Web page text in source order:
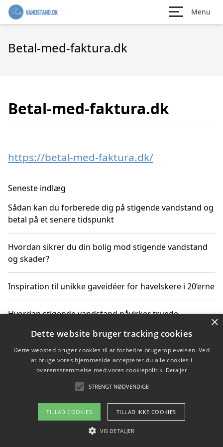
Menu
Betal-med-faktura.dk
Betal-med-faktura.dk
https://betal-med-faktura.dk/
Seneste indlæg
Sådan kan du forberede dig på stigende vandstand og
betal på et senere tidspunkt
Hvordan sikrer du din bolig mod stigende vandstand
og skader?
Inspiration til unikke gaveidéer for havelskere i 20’erne
Hvordan stigende vandstand påvirker truede
Sådan vælger du de bedste vandrerygsække til
vandreture i Danmark
Copyright 2026 - Pilanto Aps
Om / kontakt
×
Dette website bruger tracking cookies
Dette websted bruger cookies til at forbedre brugeroplevelsen. Ved
at bruge vores hjemmeside accepterer du alle cookies i
overensstemmelse med vores cookiepolitik. Detaljer
STRENGT NØDVENDIGE
TILLAD COOKIES TILLAD IKKE COOKIES
VIS DETALJER